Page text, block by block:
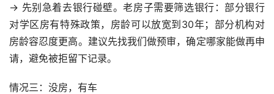
→ 先别急着去银行碰壁。老房子需要筛选银行：部分银行
对学区房有特殊政策，房龄可以放宽到30年；部分机构对
房龄容忍度更高。建议先找我们做预审，确定哪家能做再申
请，避免被拒留下记录。
情况三：没房，有车